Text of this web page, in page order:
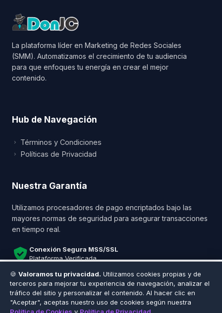
💰 Total a pagar $7.50 USD
🛒 Agregar ⚡ Comprar Ahora
La plataforma líder en Marketing de Redes Sociales
(SMM). Automatizamos el crecimiento de tu audiencia
para que enfoques tu energía en crear el mejor
contenido.
Hub de Navegación
Términos y Condiciones
Políticas de Privacidad
Nuestra Garantía
Utilizamos procesadores de pago encriptados bajo las
mayores normas de seguridad para asegurar transacciones
en tiempo real.
Conexión Segura MSS/SSL
Plataforma Verificada
© 2026 DonJC. Todos los derechos reservados.
Desarrollado y Protegido por Antigravity Security
🍪 Valoramos tu privacidad. Utilizamos cookies propias y de
terceros para mejorar tu experiencia de navegación, analizar el
tráfico del sitio y personalizar el contenido. Al hacer clic en
"Aceptar", aceptas nuestro uso de cookies según nuestra
¡Estamos en línea!
Iniciar Chat en WhatsApp